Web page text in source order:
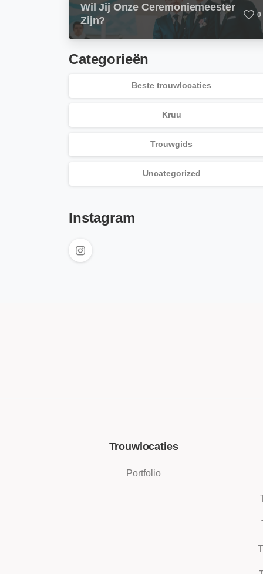
Wil Jij Onze Ceremoniemeester
Zijn?
0
Categorieën
Beste trouwlocaties
Kruu
Trouwgids
Uncategorized
Instagram
Trouwlocaties
Portfolio